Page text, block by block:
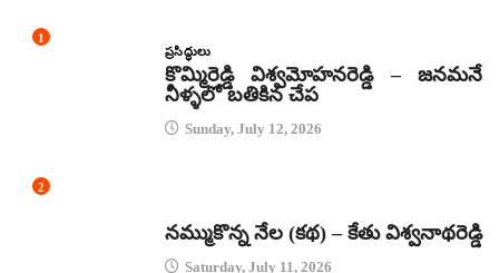
1
ప్రసిద్ధులు
కొమ్మిరెడ్డి విశ్వమోహనరెడ్డి – జనమనే
నీళ్ళలో బతికిన చేప
Sunday, July 12, 2026
2
నమ్ముకొన్న నేల (కథ) – కేతు విశ్వనాథరెడ్డి
Saturday, July 11, 2026